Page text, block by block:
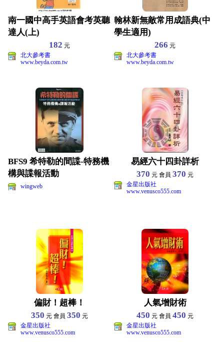
南一國中高手英語會考英聽
達人(上)
182 元
北大參考書
www.beyda.com.tw
翰林新無敵常用成語典(中
學生適用)
266 元
北大參考書
www.beyda.com.tw
BFS9 希特勒的間諜-特務機
構與諜報活動
wingweb
易經六十四卦詳析
370 元 會員370 元
金星出版社
www.venusco555.com
偏財！超棒！
350 元 會員 350 元
金星出版社
www.venusco555.com
人氣增財術
450 元 會員450 元
金星出版社
www.venusco555.com